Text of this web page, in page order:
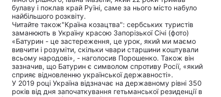
булаву і поклав край Руїні, саме за нього місто набуло
найбільшого розквіту.
Читайте також"Країна козацтва": сербських туристів
заманюють в Україну красою Запорізької Січі (фото)
«Батурин - це застереження, це урок, який ми маємо
вивчити і розуміти, скільки чвари старшини коштували
всьому народові», - наголосив Порошенко. Також він
зазначив, що Батурин є символом спротиву Росії, «який
сприяє відновленню української державності».
У 2019 році Україна відзначає на державному рівні 350
років від дня започаткування гетьманської резиденції в